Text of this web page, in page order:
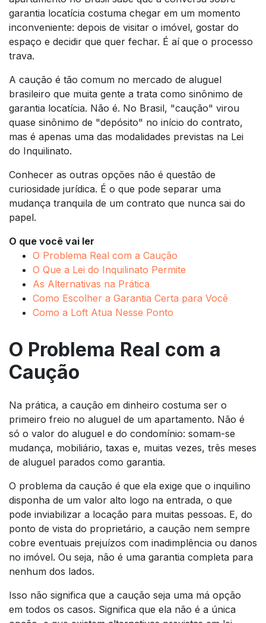
garantia locatícia costuma chegar em um momento
inconveniente: depois de visitar o imóvel, gostar do
espaço e decidir que quer fechar. É aí que o processo
trava.
A caução é tão comum no mercado de aluguel
brasileiro que muita gente a trata como sinônimo de
garantia locatícia. Não é. No Brasil, "caução" virou
quase sinônimo de "depósito" no início do contrato,
mas é apenas uma das modalidades previstas na Lei
do Inquilinato.
Conhecer as outras opções não é questão de
curiosidade jurídica. É o que pode separar uma
mudança tranquila de um contrato que nunca sai do
papel.
O que você vai ler
O Problema Real com a Caução
O Que a Lei do Inquilinato Permite
As Alternativas na Prática
Como Escolher a Garantia Certa para Você
Como a Loft Atua Nesse Ponto
O Problema Real com a
Caução
Na prática, a caução em dinheiro costuma ser o
primeiro freio no aluguel de um apartamento. Não é
só o valor do aluguel e do condomínio: somam-se
mudança, mobiliário, taxas e, muitas vezes, três meses
de aluguel parados como garantia.
O problema da caução é que ela exige que o inquilino
disponha de um valor alto logo na entrada, o que
pode inviabilizar a locação para muitas pessoas. E, do
ponto de vista do proprietário, a caução nem sempre
cobre eventuais prejuízos com inadimplência ou danos
no imóvel. Ou seja, não é uma garantia completa para
nenhum dos lados.
Isso não significa que a caução seja uma má opção
em todos os casos. Significa que ela não é a única